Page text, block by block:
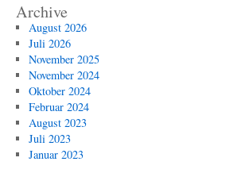
Archive
August 2026
Juli 2026
November 2025
November 2024
Oktober 2024
Februar 2024
August 2023
Juli 2023
Januar 2023